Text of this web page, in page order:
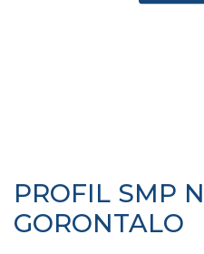
PROFIL SMP
GORONTALO